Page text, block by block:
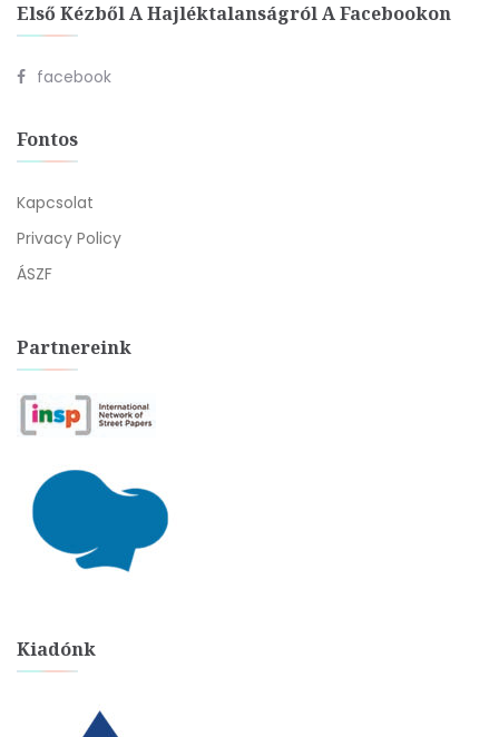
Első Kézből A Hajléktalanságról A Facebookon
facebook
Fontos
Kapcsolat
Privacy Policy
ÁSZF
Partnereink
Kiadónk